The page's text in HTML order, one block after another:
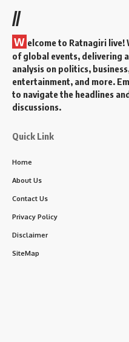
//
W elcome to Ratnagiri live!
of global events, delivering
analysis on politics,
entertainment, and more.
to navigate the headlines
discussions.
Quick Link
Home
About Us
Contact Us
Privacy Policy
Disclaimer
SiteMap